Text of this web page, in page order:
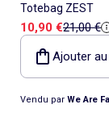
Totebag ZEST
Prix de vente
10,90 €Prix de
21,00 €
Ajouter
Vendu par We Are